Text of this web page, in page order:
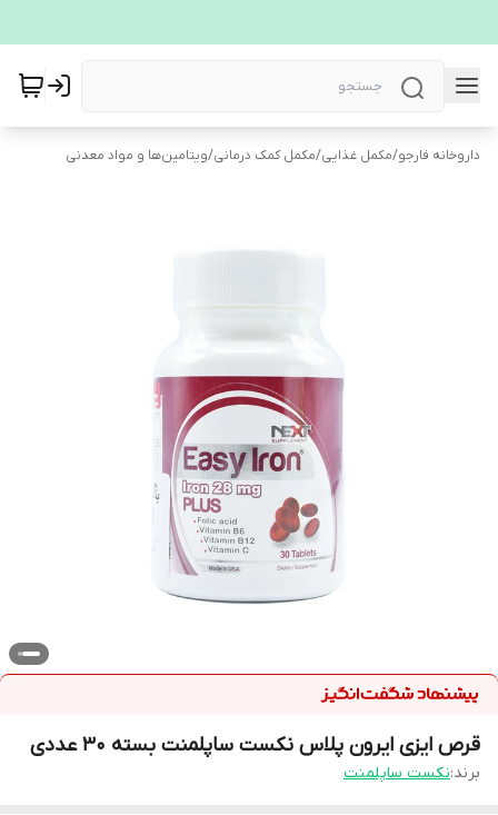
داروخانه فارجو/مکمل غذایی/مکمل کمک درمانی/ویتامین‌ها و مواد معدنی
قرص ایزی ایرون پلاس نکست ساپلمنت بسته 30 عددی
برند:نکست ساپلمنت